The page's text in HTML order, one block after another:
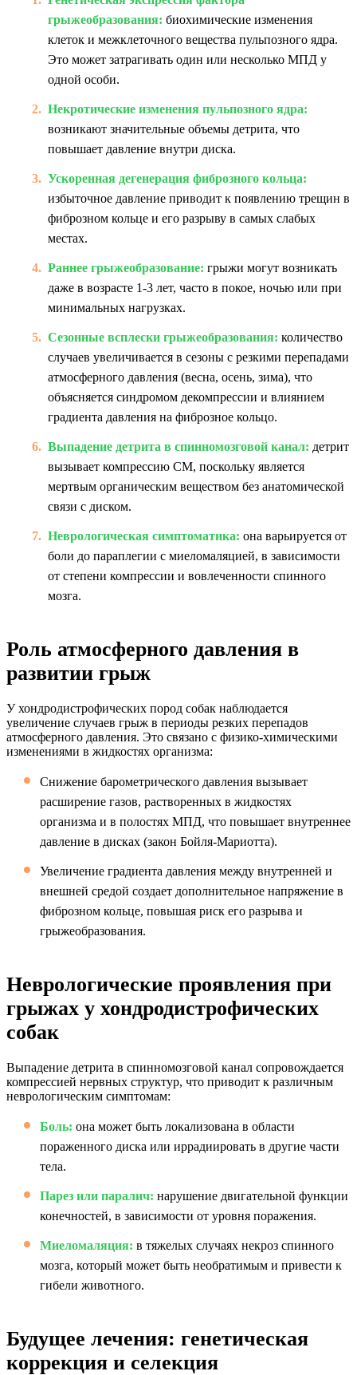
грыжеобразования: биохимические изменения
клеток и межклеточного вещества пульпозного ядра.
Это может затрагивать один или несколько МПД у
одной особи.
Некротические изменения пульпозного ядра:
возникают значительные объемы детрита, что
повышает давление внутри диска.
Ускоренная дегенерация фиброзного кольца:
избыточное давление приводит к появлению трещин в
фиброзном кольце и его разрыву в самых слабых
местах.
Раннее грыжеобразование: грыжи могут возникать
даже в возрасте 1-3 лет, часто в покое, ночью или при
минимальных нагрузках.
Сезонные всплески грыжеобразования: количество
случаев увеличивается в сезоны с резкими перепадами
атмосферного давления (весна, осень, зима), что
объясняется синдромом декомпрессии и влиянием
градиента давления на фиброзное кольцо.
Выпадение детрита в спинномозговой канал: детрит
вызывает компрессию СМ, поскольку является
мертвым органическим веществом без анатомической
связи с диском.
Неврологическая симптоматика: она варьируется от
боли до параплегии с миеломаляцией, в зависимости
от степени компрессии и вовлеченности спинного
мозга.
Роль атмосферного давления в
развитии грыж
У хондродистрофических пород собак наблюдается
увеличение случаев грыж в периоды резких перепадов
атмосферного давления. Это связано с физико-химическими
изменениями в жидкостях организма:
Снижение барометрического давления вызывает
расширение газов, растворенных в жидкостях
организма и в полостях МПД, что повышает внутреннее
давление в дисках (закон Бойля-Мариотта).
Увеличение градиента давления между внутренней и
внешней средой создает дополнительное напряжение в
фиброзном кольце, повышая риск его разрыва и
грыжеобразования.
Неврологические проявления при
грыжах у хондродистрофических
собак
Выпадение детрита в спинномозговой канал сопровождается
компрессией нервных структур, что приводит к различным
неврологическим симптомам:
Боль: она может быть локализована в области
пораженного диска или иррадиировать в другие части
тела.
Парез или паралич: нарушение двигательной функции
конечностей, в зависимости от уровня поражения.
Миеломаляция: в тяжелых случаях некроз спинного
мозга, который может быть необратимым и привести к
гибели животного.
Будущее лечения: генетическая
коррекция и селекция